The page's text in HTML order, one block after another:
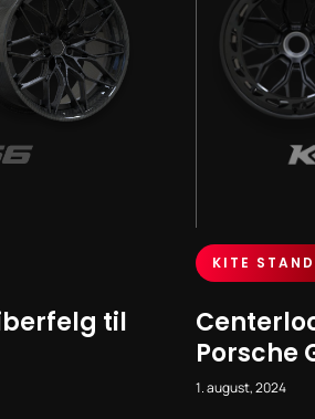
til
KITE
Porsche
1. august, 2024